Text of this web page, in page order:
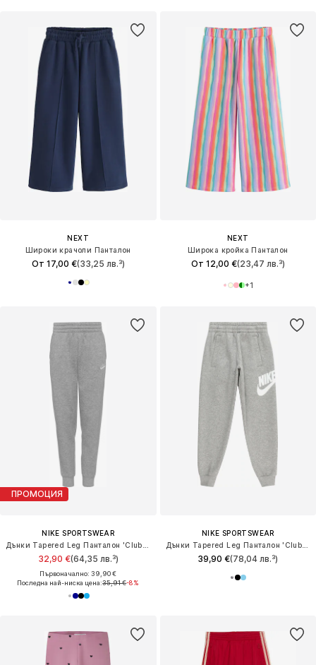
NEXT
Широки крачоли Панталон
От 17,00 €(33,25 лв.³)
NEXT
Широка кройка Панталон
От 12,00 €(23,47 лв.³)
+1
ПРОМОЦИЯ
NIKE SPORTSWEAR
32,90 €(64,35 лв.³)
Първоначално: 39,90 €
Последна най-ниска цена:35,91 €-8%
NIKE SPORTSWEAR
39,90 €(78,04 лв.³)